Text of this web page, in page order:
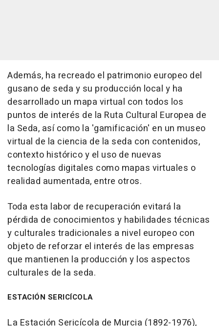
Además, ha recreado el patrimonio europeo del
gusano de seda y su producción local y ha
desarrollado un mapa virtual con todos los
puntos de interés de la Ruta Cultural Europea de
la Seda, así como la 'gamificación' en un museo
virtual de la ciencia de la seda con contenidos,
contexto histórico y el uso de nuevas
tecnologías digitales como mapas virtuales o
realidad aumentada, entre otros.
Toda esta labor de recuperación evitará la
pérdida de conocimientos y habilidades técnicas
y culturales tradicionales a nivel europeo con
objeto de reforzar el interés de las empresas
que mantienen la producción y los aspectos
culturales de la seda.
ESTACIÓN SERICÍCOLA
La Estación Sericícola de Murcia (1892-1976),